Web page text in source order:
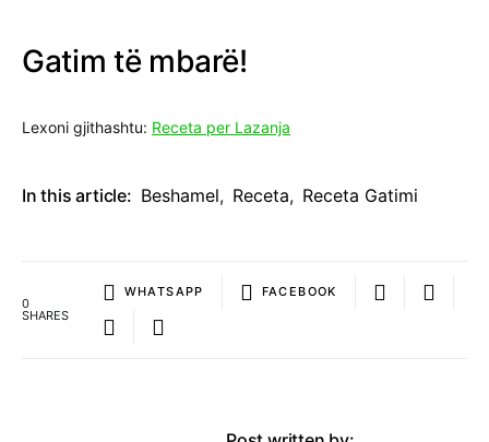
Gatim të mbarë!
Lexoni gjithashtu: Receta per Lazanja
In this article: Beshamel, Receta, Receta Gatimi
0
SHARES
WHATSAPP FACEBOOK